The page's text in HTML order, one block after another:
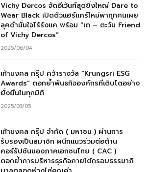
Vichy Dercos จัดอีเว้นท์สุดยิ่งใหญ่ Dare to
Wear Black เปิดตัวแฮร์แคร์ใหม่พาทุกคนเผย
ลุคดำมั่นใจไร้รังแค พร้อม “เต – ตะวัน Friend
of Vichy Dercos”
2025/06/04
เก้ามงคล กรุ๊ป คว้ารางวัล “Krungsri ESG
Awards” ตอกย้ำพันธกิจองค์กรที่เติบโตอย่าง
ยั่งยืนในทุกมิติ
2025/03/05
เก้ามงคล กรุ๊ป จำกัด ( มหาชน ) ผ่านการ
รับรองเป็นสมาชิก ผนึกแนวร่วมต่อต้าน
คอร์รัปชันของภาคเอกชนไทย ( CAC )
ตอกย้ำการบริหารธุรกิจภายใต้กรอบธรรมาภิ